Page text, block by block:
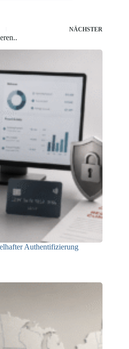
NÄCHSTER
Authentifizierung